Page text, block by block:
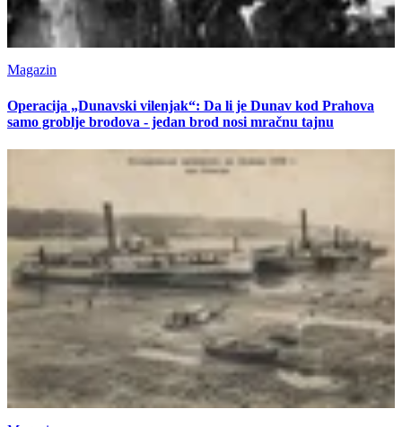
Magazin
Operacija „Dunavski vilenjak“: Da li je Dunav kod Prahova
samo groblje brodova - jedan brod nosi mračnu tajnu